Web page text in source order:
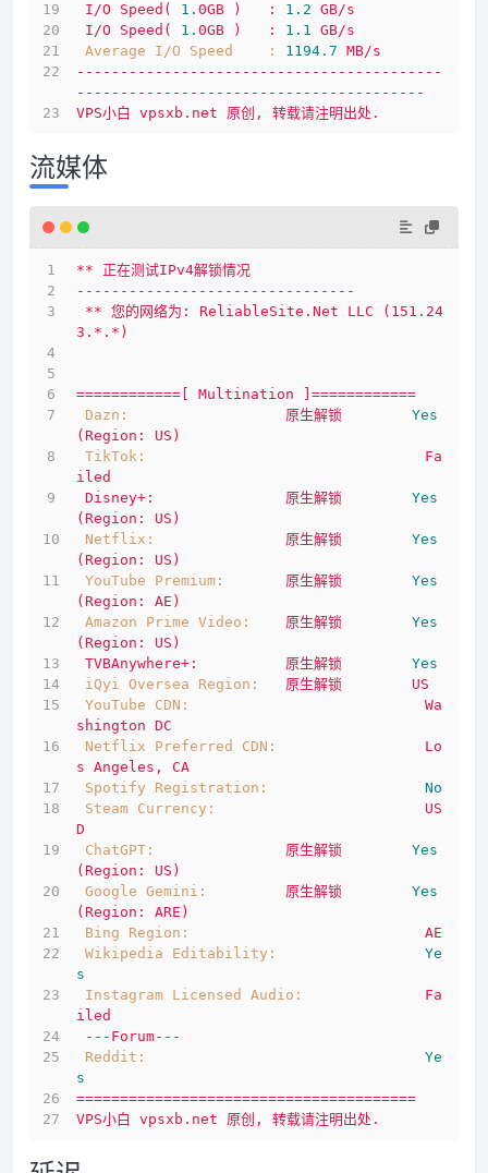
I/O
Speed( 1. 0GB ) : 1.2 GB/s
I/O
Speed( 1. 0GB ) : 1.1 GB/s
Average I/O Speed    :
1194.7 MB/s
------------------------------------------
----------------------------------------
VPS小白 vpsxb.net 原创, 转载请注明出处.
流媒体
**
正在测试IPv4解锁情况
--------------------------------
** 您的网络为: ReliableSite.Net LLC
(151.24
3.*.*)
============[ Multination
]============
Dazn:
原生解锁
Yes
(Region:
US)
TikTok:
Fa
iled
Disney+:
原生解锁
Yes
(Region:
US)
Netflix:
原生解锁
Yes
(Region:
US)
YouTube Premium:
原生解锁
Yes
(Region:
AE)
Amazon Prime Video:
原生解锁
Yes
(Region:
US)
TVBAnywhere+:
原生解锁
Yes
iQyi Oversea Region:
原生解锁
US
YouTube CDN:
Wa
shington DC
Netflix Preferred CDN:
Lo
s Angeles,
CA
Spotify Registration:
No
Steam Currency:
US
D
ChatGPT:
原生解锁
Yes
(Region:
US)
Google Gemini:
原生解锁
Yes
(Region:
ARE)
Bing Region:
AE
Wikipedia Editability:
Ye
s
Instagram Licensed Audio:
Fa
iled
---Forum---
Reddit:
Ye
s
=======================================
VPS小白 vpsxb.net 原创, 转载请注明出处.